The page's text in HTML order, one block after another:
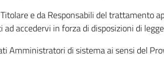
e da Responsabili del trattamento
accedervi in forza di disposizioni di
Amministratori di sistema ai sensi del